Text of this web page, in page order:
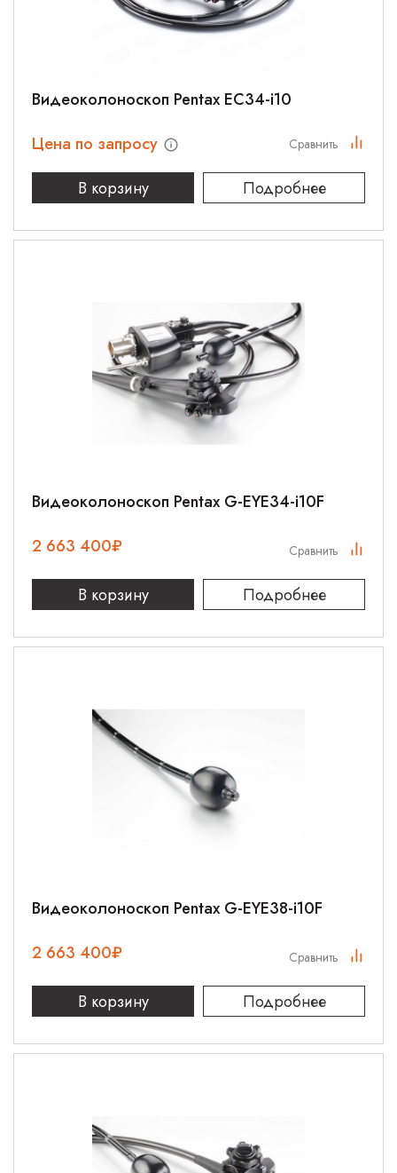
Видеоколоноскоп Pentax EC34-i10
Цена по запросу
В корзину
Подробнее
Сравнить
Видеоколоноскоп Pentax G-EYE34-i10F
2 663 400₽
В корзину Подробнее
Сравнить
Видеоколоноскоп Pentax G-EYE38-i10F
2 663 400₽
В корзину Подробнее
Сравнить